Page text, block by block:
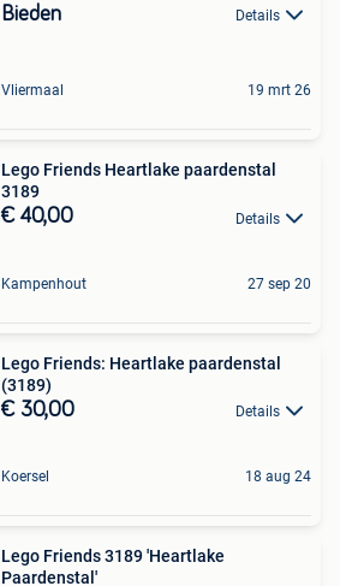
Bieden Details
Vliermaal 19 mrt 26
Lego Friends Heartlake paardenstal
3189
€ 40,00 Details
Kampenhout 27 sep 20
Lego Friends: Heartlake paardenstal
(3189)
€ 30,00 Details
Koersel 18 aug 24
Lego Friends 3189 'Heartlake
Paardenstal'